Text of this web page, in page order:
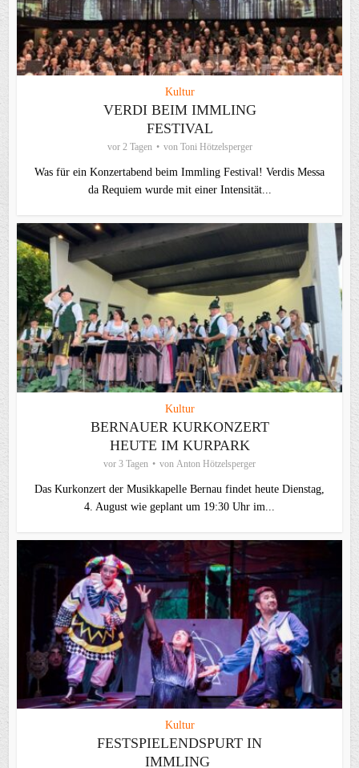
Kultur
VERDI BEIM IMMLING
FESTIVAL
vor 2 Tagen von Toni Hötzelsperger
Was für ein Konzertabend beim Immling Festival! Verdis Messa
da Requiem wurde mit einer Intensität...
Kultur
BERNAUER KURKONZERT
HEUTE IM KURPARK
vor 3 Tagen von Anton Hötzelsperger
Das Kurkonzert der Musikkapelle Bernau findet heute Dienstag,
4. August wie geplant um 19:30 Uhr im...
Kultur
FESTSPIELENDSPURT IN
IMMLING